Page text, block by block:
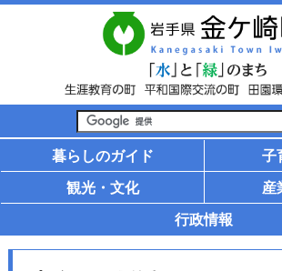
暮らしのガイド
子
観光・文化
産
行政情報